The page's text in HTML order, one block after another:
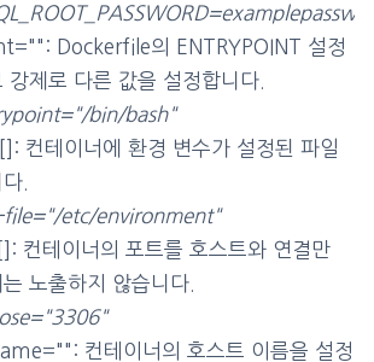
Dockerfile의 ENTRYPOINT 설정
강제로 다른 값을 설정합니다.
bin/bash"
컨테이너에 환경 변수가 설정된 파일
.
file="/etc/environment"
컨테이너의 포트를 호스트와 연결만
노출하지 않습니다.
컨테이너의 호스트 이름을 설정